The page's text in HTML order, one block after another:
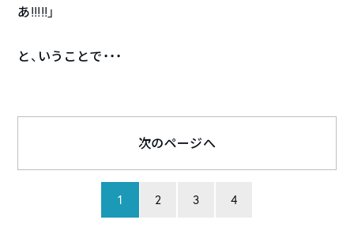
あ!!!!!」
と、いうことで・・・
1 2 3 4
次のページへ